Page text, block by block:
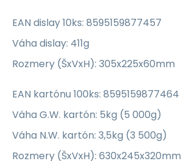
EAN dislay 10ks: 8595159877457
Váha dislay: 411g
Rozmery (ŠxVxH): 305x225x60mm
EAN kartónu 100ks: 8595159877464
Váha G.W. kartón: 5kg (5 000g)
Váha N.W. kartón: 3,5kg (3 500g)
Rozmery (ŠxVxH): 630x245x320mm